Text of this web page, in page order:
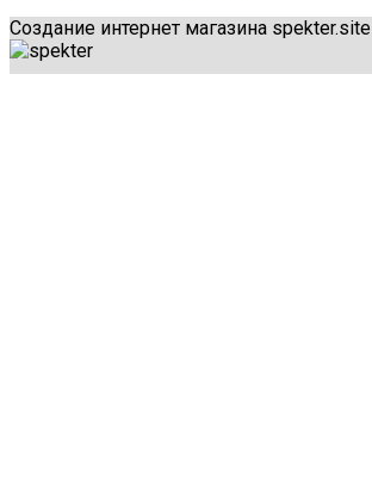
Создание интернет магазина spekter.site